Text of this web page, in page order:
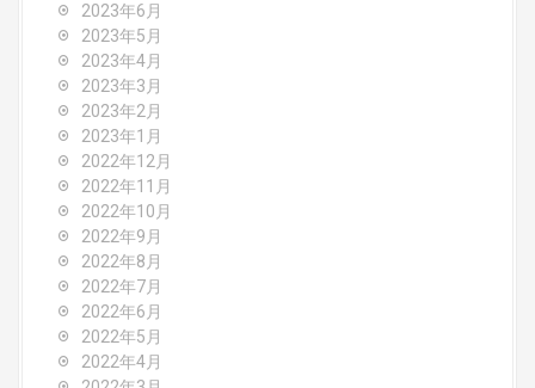
2023年6月
2023年5月
2023年4月
2023年3月
2023年2月
2023年1月
2022年12月
2022年11月
2022年10月
2022年9月
2022年8月
2022年7月
2022年6月
2022年5月
2022年4月